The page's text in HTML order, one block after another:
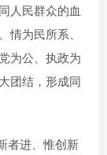
人民群众的血
为民所系、
为公、执政为
团结，形成同
者进、惟创新